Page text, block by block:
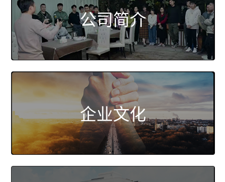
公司简介
企业文化